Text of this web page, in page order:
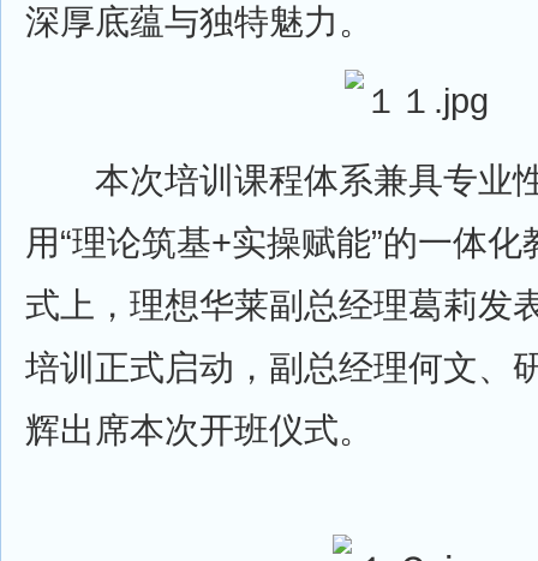
深厚底蕴与独特魅力。
本次培训课程体系兼具专业
用“理论筑基+实操赋能”的一体
式上，理想华莱副总经理葛莉发
培训正式启动，副总经理何文、
辉出席本次开班仪式。